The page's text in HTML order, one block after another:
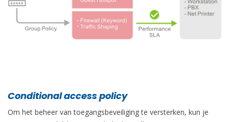
Conditional access policy
Om het beheer van toegangsbeveiliging te versterken, kun je